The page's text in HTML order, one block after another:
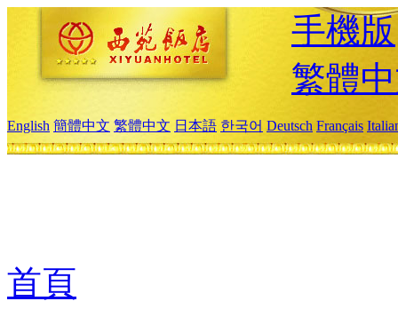
手機版
繁體
English 簡體中文 繁體中文 日本語 한국어 Deutsch Français
首頁